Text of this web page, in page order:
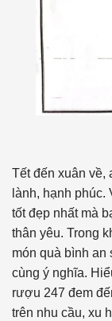
Tết đến xuân về,
lành, hạnh
tốt đẹp nhất mà
thân yêu. Trong
món quà bình an
cùng ý nghĩa.
rượu 247 đem
trên nhu cầu, xu